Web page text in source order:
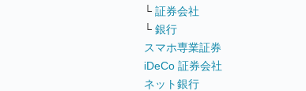
└ 証券会社
└ 銀行
スマホ専業証券
iDeCo 証券会社
ネット銀行